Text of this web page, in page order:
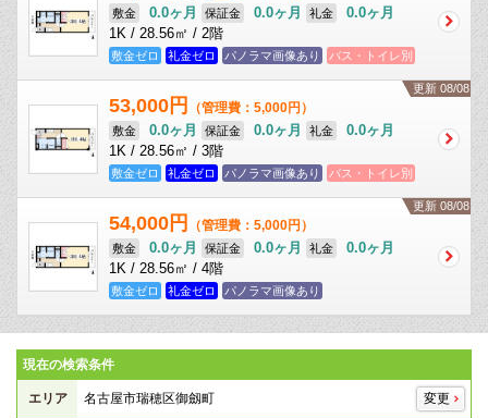
敷金 0.0ヶ月 保証金 0.0ヶ月 礼金
0.0ヶ月
1K / 28.56㎡ / 2階
敷金ゼロ 礼金ゼロ パノラマ画像あり バス・トイレ別
更新 08/08
53,000円 （管理費：5,000円）
敷金 0.0ヶ月 保証金 0.0ヶ月 礼金
0.0ヶ月
1K / 28.56㎡ / 3階
敷金ゼロ 礼金ゼロ パノラマ画像あり バス・トイレ別
更新 08/08
54,000円 （管理費：5,000円）
敷金 0.0ヶ月 保証金 0.0ヶ月 礼金
0.0ヶ月
1K / 28.56㎡ / 4階
敷金ゼロ 礼金ゼロ パノラマ画像あり
現在の検索条件
エリア 名古屋市瑞穂区御劔町 変更